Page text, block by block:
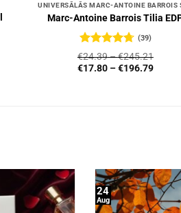
Marc-Antoine Barrois Tilia
Novērtēts
ar4.72
no
(39)
€24.39–€245.21
€17.80–€196.79
24
Aug